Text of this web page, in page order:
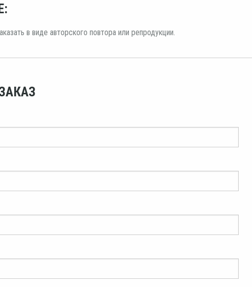
в виде авторского повтора или репродукции.